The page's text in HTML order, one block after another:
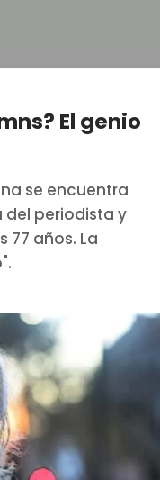
El genio
se encuentra
del periodista y
77 años. La